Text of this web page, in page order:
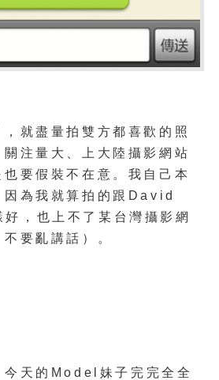
就盡量拍雙方都喜歡的照
關注量大、上大陸攝影網站
要假裝不在意。我自己本
因為我就算拍的跟David
，也上不了某台灣攝影網
要亂講話）。
今天的Model妹子完完全全